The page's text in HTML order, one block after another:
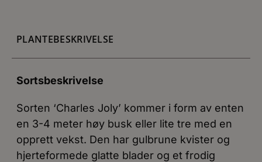
PLANTEBESKRIVELSE
Sortsbeskrivelse
Sorten ‘Charles Joly’ kommer i form av enten
en 3-4 meter høy busk eller lite tre med en
opprett vekst. Den har gulbrune kvister og
hjerteformede glatte blader og et frodig